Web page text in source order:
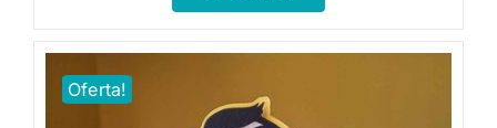
era:
é:
Oferta!